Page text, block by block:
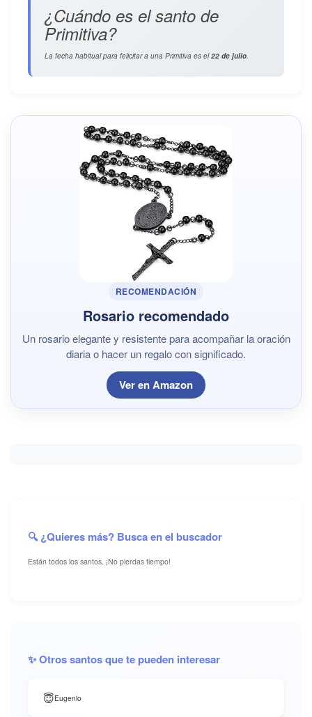
¿Cuándo es el santo de
Primitiva?
La fecha habitual para felicitar a una Primitiva es el22 de julio.
RECOMENDACIÓN
Rosario recomendado
Un rosario elegante y resistente para acompañar la oración
diaria o hacer un regalo con significado.
Ver en Amazon
🔍 ¿Quieres más? Busca en el buscador
Están todos los santos. ¡No pierdas tiempo!
✨ Otros santos que te pueden interesar
😇Eugenio